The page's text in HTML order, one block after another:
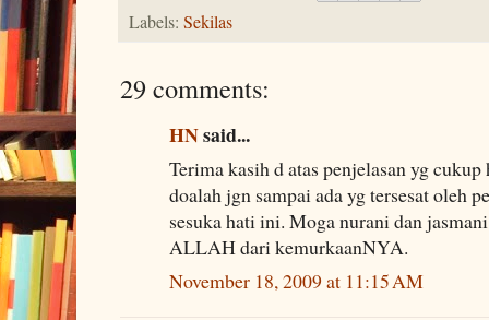
Labels: Sekilas
29 comments:
HNsaid...
Terima kasih d atas penjelasan yg
doalah jgn sampai ada yg tersesat oleh
sesuka hati ini. Moga nurani dan
ALLAH dari kemurkaanNYA.
November 18, 2009 at 11:15 AM